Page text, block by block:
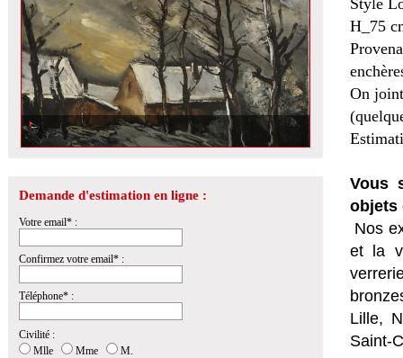
Demande d'estimation en ligne :
Votre email* :
Confirmez votre email* :
Téléphone* :
Civilité :
Mlle
Mme
M.
Style
H_75
On
Vous
objets
Nos
et la
Lille,
Saint-